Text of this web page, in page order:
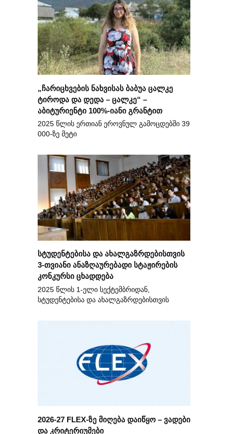
„ჩარიცხვების ნახვისას ბაბუა ცალკე
ტიროდა და დედა – ცალკე“ –
აბიტურიენტი 100%-იანი გრანტით
2025 წლის ერთიან ეროვნულ გამოცდებში 39
000-ზე მეტი
სტუდენტებისა და ახალგაზრდებისთვის
3-თვიანი ანაზღაურებადი სტაჟირების
კონკურსი ცხადდება
2025 წლის 1-ელი სექტემბრიდან,
სტუდენტებისა და ახალგაზრდებისთვის
2026-27 FLEX-ზე მიღება დაიწყო – ვადები
და კრიტერიუმები